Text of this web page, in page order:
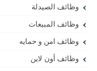
وظائف الصيدلة
وظائف المبيعات
وظائف امن و حمايه
وظائف أون لاين